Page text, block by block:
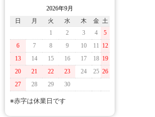
2026年9月
日
月 火 水 木 金 土
1
2 3 4
5
6
7 8 9 10 11 12
13
14 15 16 17 18 19
20
21 22 23 24 25 26
27
28 29 30
※赤字は休業日です